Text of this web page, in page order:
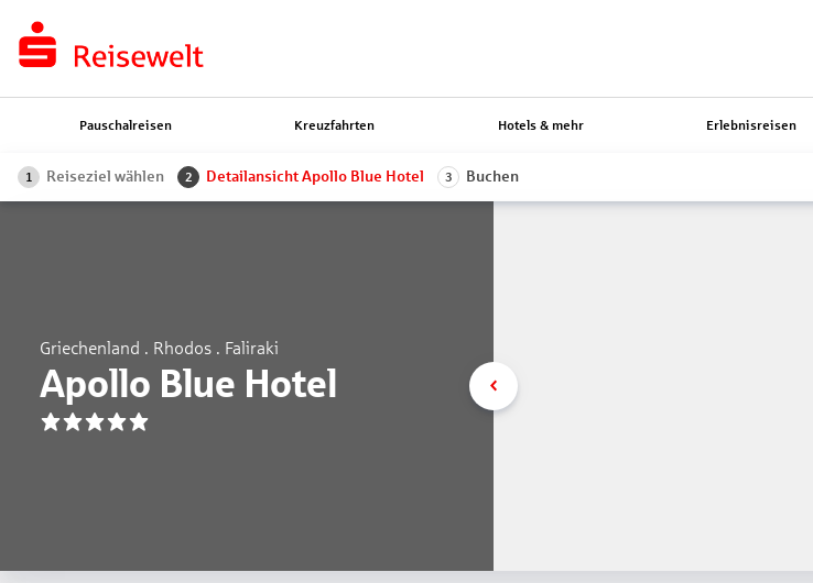
Pauschalreisen Kreuzfahrten Hotels & mehr Erlebnisreisen
1 Reiseziel wählen 2 Detailansicht Apollo Blue Hotel 3 Buchen
Griechenland . Rhodos . Faliraki
Apollo Blue Hotel
5